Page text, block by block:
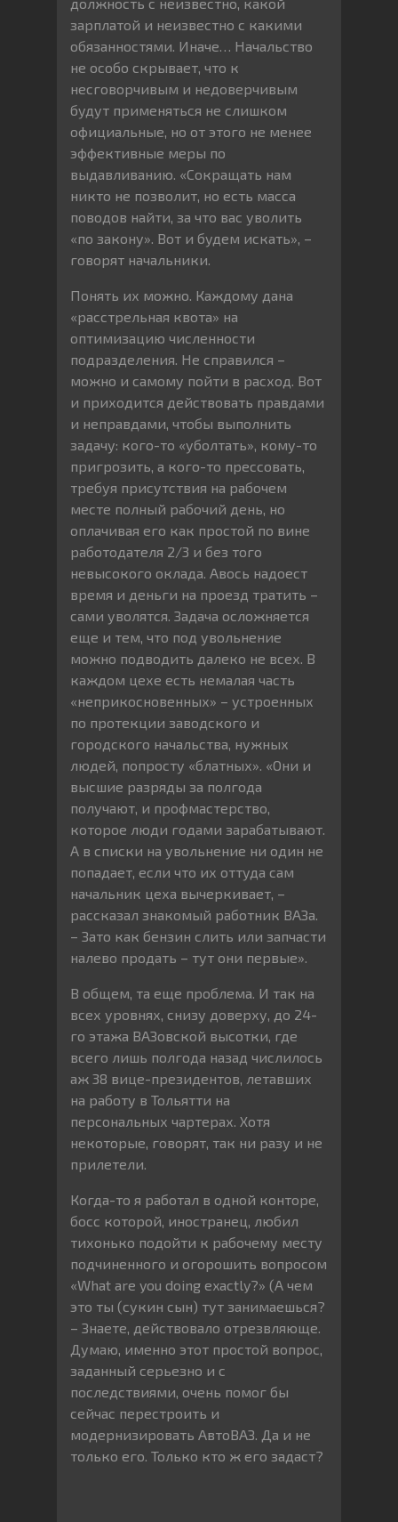
зарплатой и неизвестно с какими
обязанностями. Иначе… Начальство
не особо скрывает, что к
несговорчивым и недоверчивым
будут применяться не слишком
официальные, но от этого не менее
эффективные меры по
выдавливанию. «Сокращать нам
никто не позволит, но есть масса
поводов найти, за что вас уволить
«по закону». Вот и будем искать», –
говорят начальники.
Понять их можно. Каждому дана
«расстрельная квота» на
оптимизацию численности
подразделения. Не справился –
можно и самому пойти в расход. Вот
и приходится действовать правдами
и неправдами, чтобы выполнить
задачу: кого-то «уболтать», кому-то
пригрозить, а кого-то прессовать,
требуя присутствия на рабочем
месте полный рабочий день, но
оплачивая его как простой по вине
работодателя 2/3 и без того
невысокого оклада. Авось надоест
время и деньги на проезд тратить –
сами уволятся. Задача осложняется
еще и тем, что под увольнение
можно подводить далеко не всех. В
каждом цехе есть немалая часть
«неприкосновенных» – устроенных
по протекции заводского и
городского начальства, нужных
людей, попросту «блатных». «Они и
высшие разряды за полгода
получают, и профмастерство,
которое люди годами зарабатывают.
А в списки на увольнение ни один не
попадает, если что их оттуда сам
начальник цеха вычеркивает, –
рассказал знакомый работник ВАЗа.
– Зато как бензин слить или запчасти
налево продать – тут они первые».
В общем, та еще проблема. И так на
всех уровнях, снизу доверху, до 24-
го этажа ВАЗовской высотки, где
всего лишь полгода назад числилось
аж 38 вице-президентов, летавших
на работу в Тольятти на
персональных чартерах. Хотя
некоторые, говорят, так ни разу и не
прилетели.
Когда-то я работал в одной конторе,
босс которой, иностранец, любил
тихонько подойти к рабочему месту
подчиненного и огорошить вопросом
«What are you doing exactly?» (А чем
это ты (сукин сын) тут занимаешься?
– Знаете, действовало отрезвляюще.
Думаю, именно этот простой вопрос,
заданный серьезно и с
последствиями, очень помог бы
сейчас перестроить и
модернизировать АвтоВАЗ. Да и не
только его. Только кто ж его задаст?